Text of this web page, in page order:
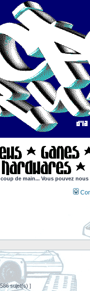
de main... Vous pouvez
sujet(s) ]